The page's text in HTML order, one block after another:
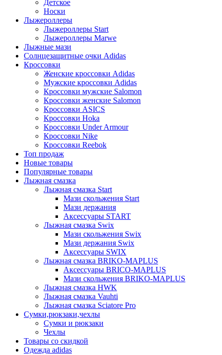
Детское
Носки
Лыжероллеры
Лыжероллеры Start
Лыжероллеры Marwe
Лыжные мази
Солнцезащитные очки Adidas
Кроссовки
Женские кроссовки Adidas
Мужские кроссовки Adidas
Кроссовки мужские Salomon
Кроссовки женские Salomon
Кроссовки ASICS
Кроссовки Hoka
Кроссовки Under Armour
Кроссовки Nike
Кроссовки Reebok
Топ продаж
Новые товары
Популярные товары
Лыжная смазка
Лыжная смазка Start
Мази скольжения Start
Мази держания
Аксессуары START
Лыжная смазка Swix
Мази скольжения Swix
Мази держания Swix
Аксессуары SWIX
Лыжная смазка BRIKO-MAPLUS
Аксессуары BRICO-MAPLUS
Мази скольжения BRIKO-MAPLUS
Лыжная смазка HWK
Лыжная смазка Vauhti
Лыжная смазка Sciatore Pro
Сумки,рюкзаки,чехлы
Сумки и рюкзаки
Чехлы
Товары со скидкой
Одежда adidas